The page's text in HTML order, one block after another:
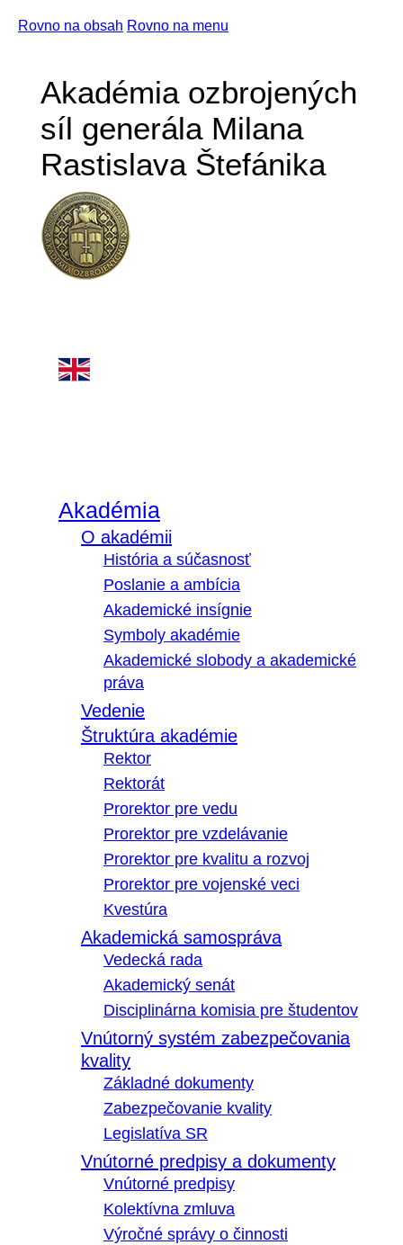
Rovno na obsah Rovno na menu
Akadémia ozbrojených
síl generála Milana
Rastislava Štefánika
Akadémia
O akadémii
História a súčasnosť
Poslanie a ambícia
Akademické insígnie
Symboly akadémie
Akademické slobody a akademické
práva
Vedenie
Štruktúra akadémie
Rektor
Rektorát
Prorektor pre vedu
Prorektor pre vzdelávanie
Prorektor pre kvalitu a rozvoj
Prorektor pre vojenské veci
Kvestúra
Akademická samospráva
Vedecká rada
Akademický senát
Disciplinárna komisia pre študentov
Vnútorný systém zabezpečovania
kvality
Základné dokumenty
Zabezpečovanie kvality
Legislatíva SR
Vnútorné predpisy a dokumenty
Vnútorné predpisy
Kolektívna zmluva
Výročné správy o činnosti